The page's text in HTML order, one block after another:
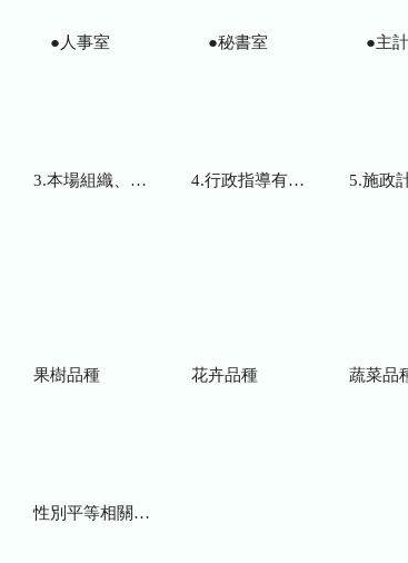
●人事室 ●秘書室 ●主
3.本場組織、職掌及聯絡資訊 4.行政指導有關文書 5.施政計畫、業務統
果樹品種 花卉品種 蔬菜品
性別平等相關網站